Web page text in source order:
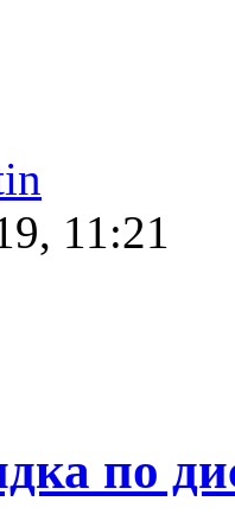
11:21
по